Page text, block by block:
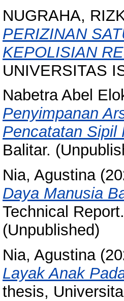
NUGRAHA,
PERIZINAN
KEPOLISIAN
UNIVERSITAS
Nabetra Abel
Penyimpanan
Pencatatan Sipil
Balitar.
Nia, Agustina
Daya Manusia
Technical
(Unpublished)
Nia, Agustina
Layak Anak
thesis,